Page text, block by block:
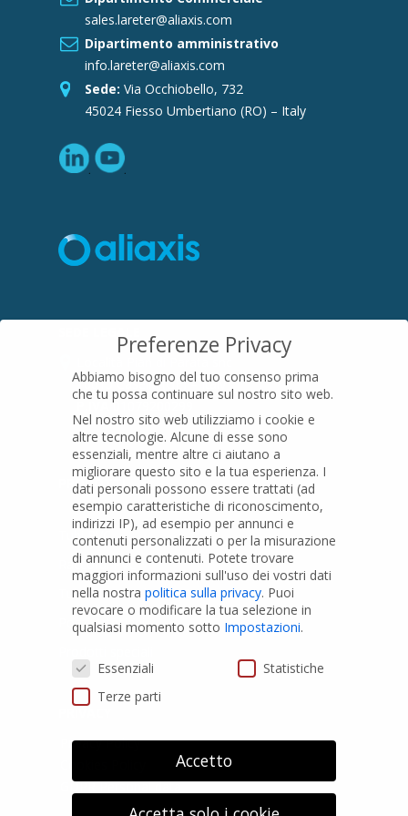
sales.lareter@aliaxis.com
Dipartimento amministrativo
info.lareter@aliaxis.com
Sede: Via Occhiobello, 732
45024 Fiesso Umbertiano (RO) – Italy
16015 Casella (GE) – Italy
01079200299
PRODOTTI
Tubi PVC
Raccordi PVC
Tubi e Raccordi in PVC-A
Pozzi Artesiani
Privacy Policy
GDPR Personal data
Preferenze Privacy
Abbiamo bisogno del tuo consenso prima
che tu possa continuare sul nostro sito web.
Nel nostro sito web utilizziamo i cookie e
altre tecnologie. Alcune di esse sono
essenziali, mentre altre ci aiutano a
migliorare questo sito e la tua esperienza. I
dati personali possono essere trattati (ad
esempio caratteristiche di riconoscimento,
indirizzi IP), ad esempio per annunci e
contenuti personalizzati o per la misurazione
di annunci e contenuti. Potete trovare
maggiori informazioni sull'uso dei vostri dati
nella nostra politica sulla privacy. Puoi
revocare o modificare la tua selezione in
qualsiasi momento sotto Impostazioni.
Preferenze Privacy
Essenziali
Statistiche
Terze parti
Accetto